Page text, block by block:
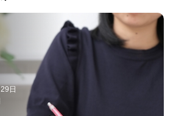
日